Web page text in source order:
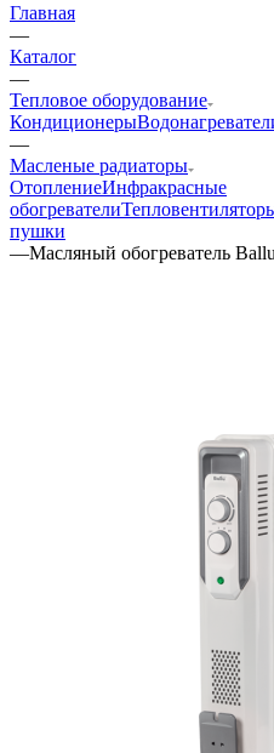
Главная
—
Каталог
—
Тепловое оборудование
Кондиционеры
—
Масленые радиаторы
ОтоплениеИнфракрасные
обогреватели
пушки
—Масляный обогреватель